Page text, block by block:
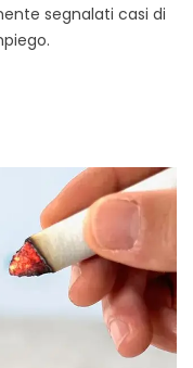
segnalati casi di